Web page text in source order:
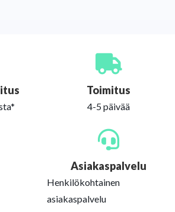
Toimitus
4-5 päivää
Asiakaspalvelu
Henkilökohtainen
asiakaspalvelu